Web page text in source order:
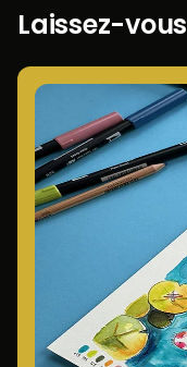
Laissez-vous